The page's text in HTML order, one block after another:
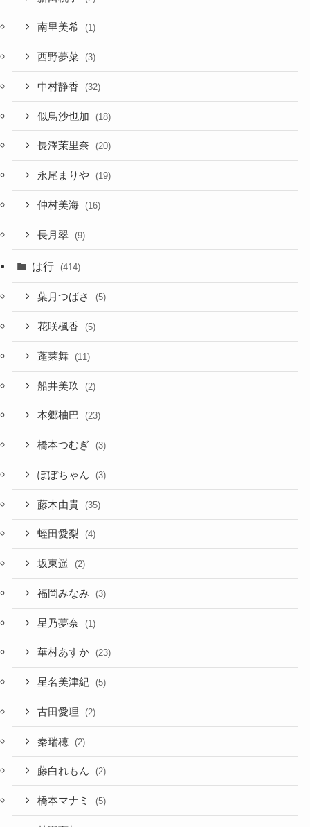
南里美希 (1)
西野夢菜 (3)
中村静香 (32)
似鳥沙也加 (18)
長澤茉里奈 (20)
永尾まりや (19)
仲村美海 (16)
長月翠 (9)
は行 (414)
葉月つばさ (5)
花咲楓香 (5)
蓬莱舞 (11)
船井美玖 (2)
本郷柚巴 (23)
橋本つむぎ (3)
ぽぽちゃん (3)
藤木由貴 (35)
蛭田愛梨 (4)
坂東遥 (2)
福岡みなみ (3)
星乃夢奈 (1)
華村あすか (23)
星名美津紀 (5)
古田愛理 (2)
秦瑞穂 (2)
藤白れもん (2)
橋本マナミ (5)